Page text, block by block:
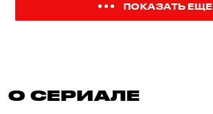
ПОКАЗАТЬ ЕЩЕ
О СЕРИАЛE